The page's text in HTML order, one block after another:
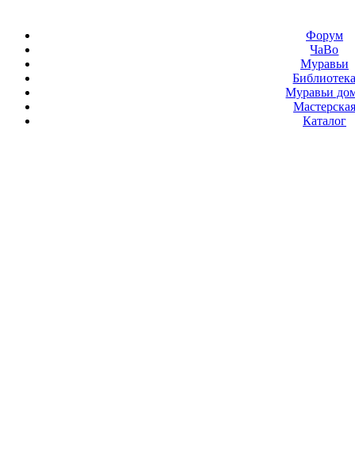
Форум
ЧаВо
Муравьи
Муравьи
Мастерская
Каталог